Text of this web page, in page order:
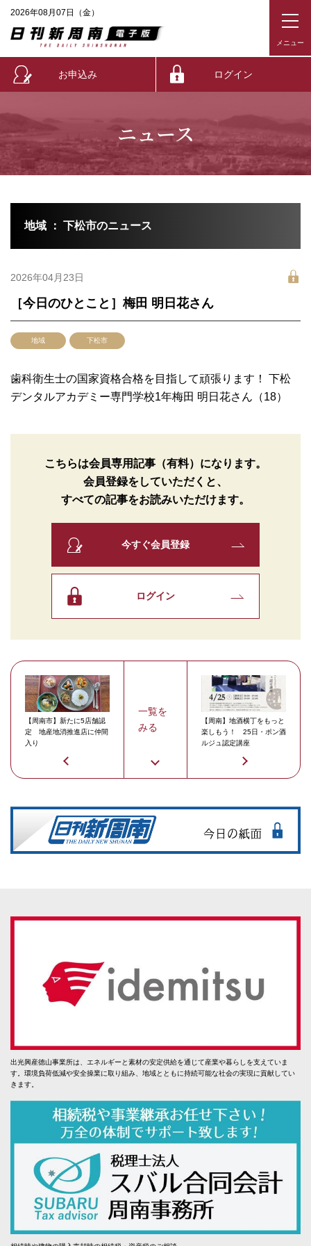
2026年08月07日（金）
お申込み ログイン
ニュース
地域 ： 下松市のニュース
2026年04月23日
［今日のひとこと］梅田 明日花さん
地域 下松市
歯科衛生士の国家資格合格を目指して頑張ります！ 下松
デンタルアカデミー専門学校1年梅田 明日花さん（18）
こちらは会員専用記事（有料）になります。
会員登録をしていただくと、
すべての記事をお読みいただけます。
今すぐ会員登録
ログイン
【周南市】新たに5店舗認
定 地産地消推進店に仲間
入り
一覧を
みる
【周南】地酒横丁をもっと
楽しもう！ 25日・ポン酒
ルジュ認定講座
出光興産徳山事業所は、エネルギーと素材の安定供給を通じて産業や暮らしを支えていま
す。環境負荷低減や安全操業に取り組み、地域とともに持続可能な社会の実現に貢献してい
きます。